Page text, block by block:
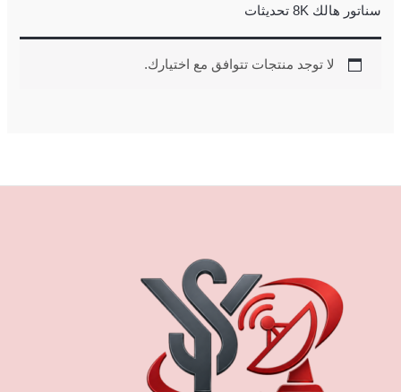
سناتور هالك 8K تحديثات
لا توجد منتجات تتوافق مع اختيارك.